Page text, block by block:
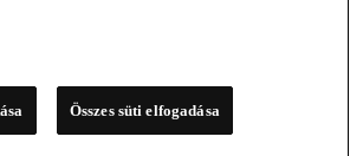
Összes süti elfogadása